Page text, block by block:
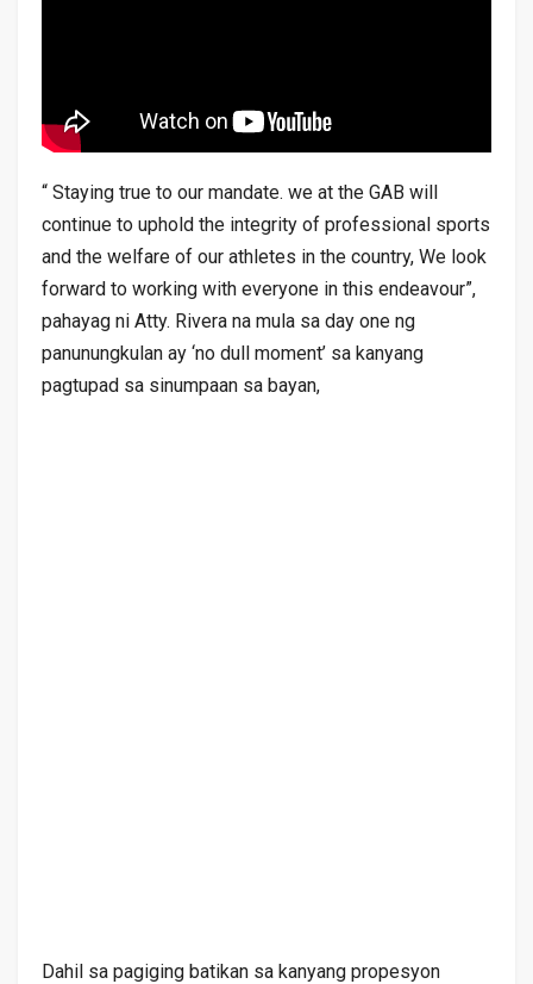
“ Staying true to our mandate. we at the GAB will
continue to uphold the integrity of professional sports
and the welfare of our athletes in the country, We look
forward to working with everyone in this endeavour”,
pahayag ni Atty. Rivera na mula sa day one ng
panunungkulan ay ‘no dull moment’ sa kanyang
pagtupad sa sinumpaan sa bayan,
Dahil sa pagiging batikan sa kanyang propesyon